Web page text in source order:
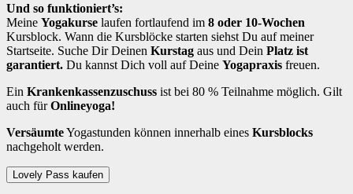
Und so funktioniert’s:
Meine Yogakurse laufen fortlaufend im 8 oder 10-Wochen
Kursblock. Wann die Kursblöcke starten siehst Du auf meiner
Startseite. Suche Dir Deinen Kurstag aus und Dein Platz ist
garantiert. Du kannst Dich voll auf Deine Yogapraxis freuen.
Ein Krankenkassenzuschuss ist bei 80 % Teilnahme möglich. Gilt
auch fürOnlineyoga!
VersäumteYogastunden können innerhalb eines Kursblocks
nachgeholt werden.
Lovely Pass kaufen